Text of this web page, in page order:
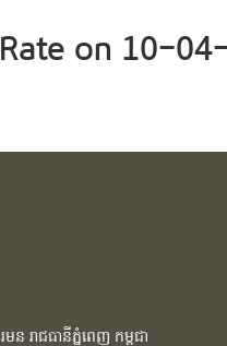
Rate on 10-
រាជធានីភ្នំពេញ កម្ពុជា​